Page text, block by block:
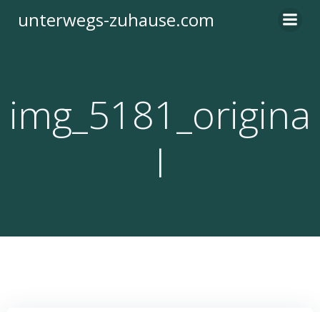
Inhalt
unterwegs-zuhause.com
img_5181_origina
l